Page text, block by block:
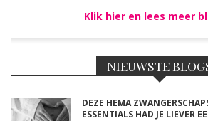
Klik hier en lees meer
NIEUWSTE
DEZE HEMA
ESSENTIALS HAD JE LIEVER